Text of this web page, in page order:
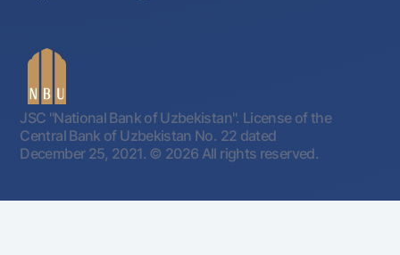
JSC "National Bank of Uzbekistan". License of the
Central Bank of Uzbekistan No. 22 dated
December 25, 2021. © 2026 All rights reserved.